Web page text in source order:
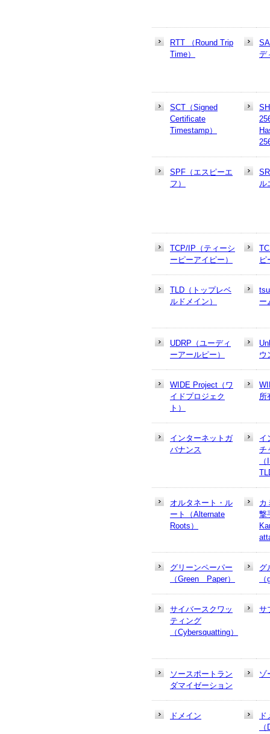
RTT （Round Trip
Time）
デ
SCT（Signed
Certificate
Timestamp）
SPF（エスピーエ
フ）
ル
TCP/IP（ティーシ
ーピーアイピー）
ピ
TLD（トップレベ
ルドメイン）
ー
UDRP（ユーディ
ーアールピー）
ウ
WIDE Project（ワ
イドプロジェク
ト）
所
インターネットガ
バナンス
イ
チ
オルタネート・ル
ート（Alternate
Roots）
カ
撃
グリーンペーパー
（Green Paper）
グ
サイバースクワッ
ティング
（Cybersquatting）
サ
ソースポートラン
ダマイゼーション
ゾ
ドメイン